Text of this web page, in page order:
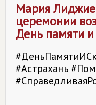
Мария
церемонии
День памяти
#Астрахань